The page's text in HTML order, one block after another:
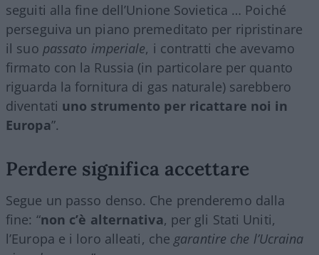
seguiti alla fine dell’Unione Sovietica … Poiché
perseguiva un piano premeditato per ripristinare
il suo passato imperiale, i contratti che avevamo
firmato con la Russia (in particolare per quanto
riguarda la fornitura di gas naturale) sarebbero
diventati uno strumento per ricattare noi in
Europa”.
Perdere significa accettare
Segue un passo denso. Che prenderemo dalla
fine: “non c’è alternativa, per gli Stati Uniti,
l’Europa e i loro alleati, che garantire che l’Ucraina